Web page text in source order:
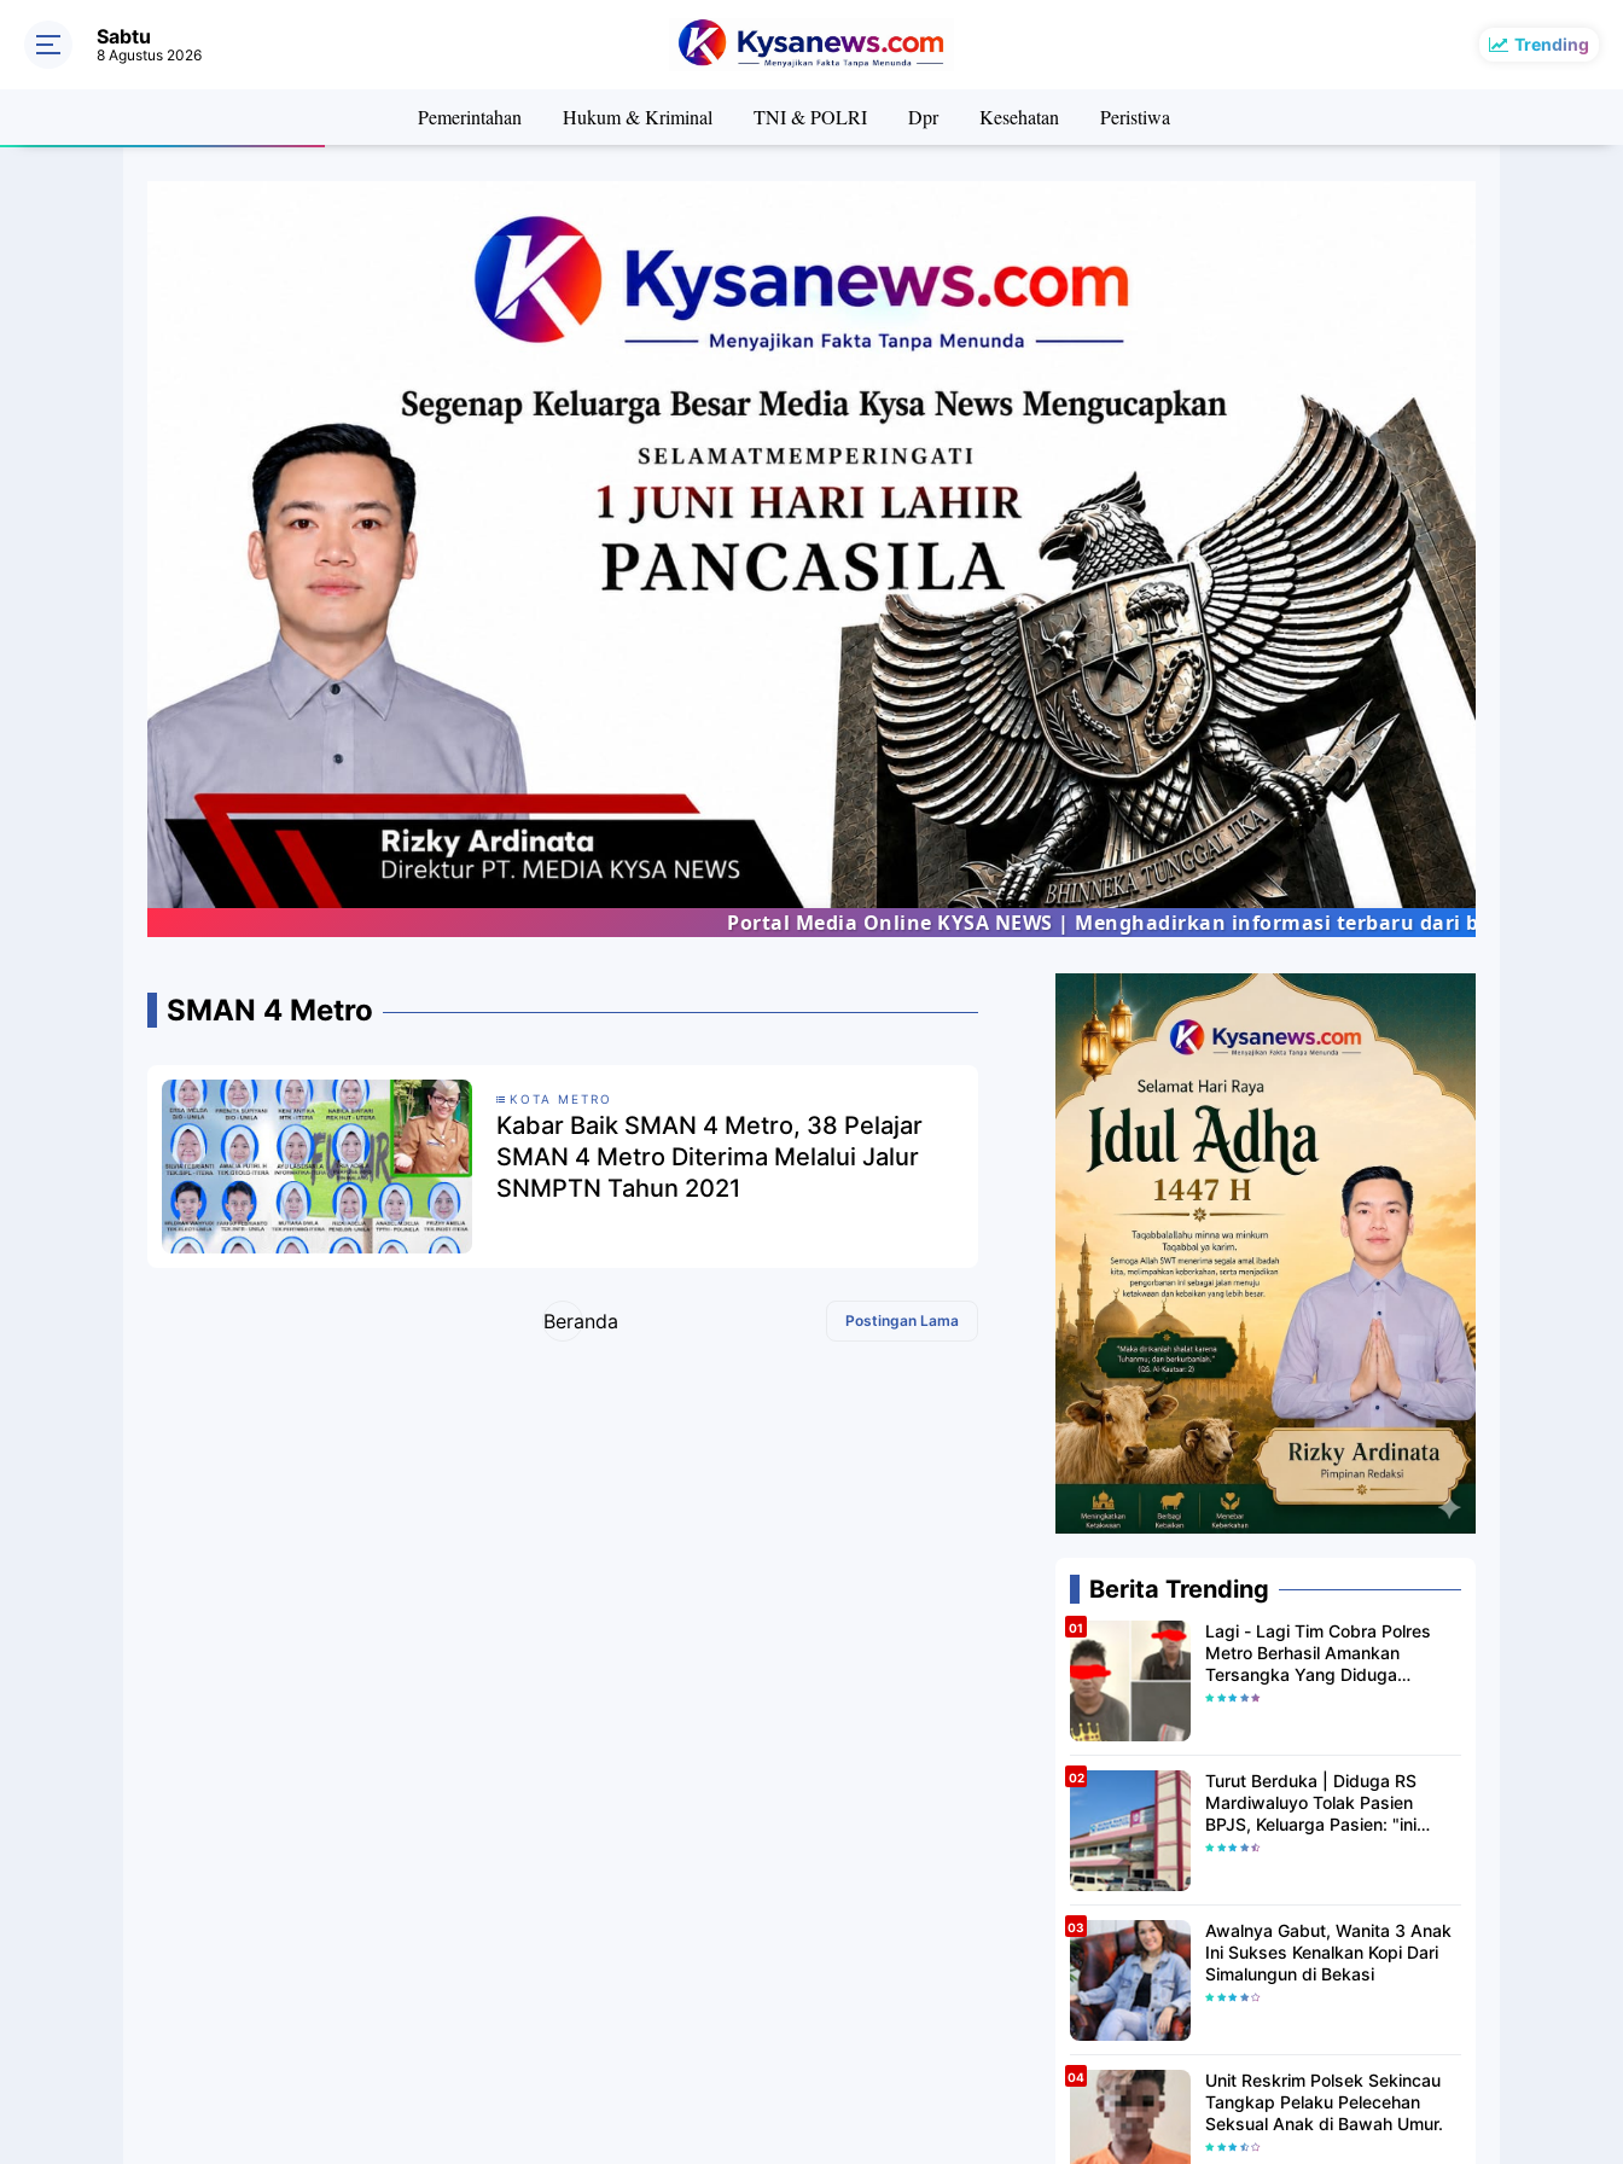
Trending
Sabtu
8 Agustus 2026
Pemerintahan Hukum & Kriminal TNI & POLRI Dpr Kesehatan Peristiwa
Portal Media Online KYSA NEWS | Menghadirkan informasi terbaru dari berbagai bidang
SMAN 4 Metro
KOTA METRO
Kabar Baik SMAN 4 Metro, 38 Pelajar
SMAN 4 Metro Diterima Melalui Jalur
SNMPTN Tahun 2021
Postingan Lama
Beranda
Berita Trending
Lagi - Lagi Tim Cobra Polres
Metro Berhasil Amankan
Tersangka Yang Diduga
Pengguna Narkotika
Turut Berduka | Diduga RS
Mardiwaluyo Tolak Pasien
BPJS, Keluarga Pasien: "ini
Yang Katanya Bukan Keadaan
Awalnya Gabut, Wanita 3 Anak
Ini Sukses Kenalkan Kopi Dari
Simalungun di Bekasi
Unit Reskrim Polsek Sekincau
Tangkap Pelaku Pelecehan
Seksual Anak di Bawah Umur.